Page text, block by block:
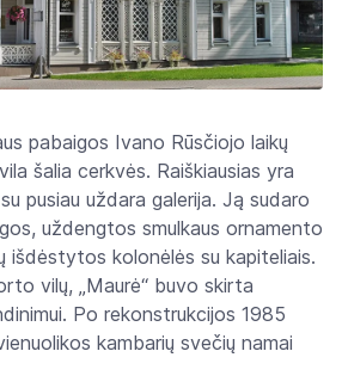
pabaigos Ivano Rūsčiojo laikų
šalia cerkvės. Raiškiausias yra
pusiau uždara galerija. Ją sudaro
uždengtos smulkaus ornamento
išdėstytos kolonėlės su kapiteliais.
vilų, „Maurė“ buvo skirta
Po rekonstrukcijos 1985
kambarių svečių namai